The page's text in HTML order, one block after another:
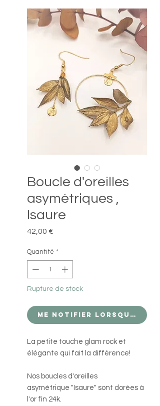
Boucle d'oreilles
asymétriques ,
Isaure
42,00 €
Quantité *
Rupture de stock
Me notifier lorsque cet
La petite touche glam rock et
élégante qui fait la différence!
Nos boucles d'oreilles
asymétrique "Isaure" sont dorées à
l'or fin 24k.